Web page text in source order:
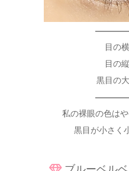
目の
目の
黒目の
私の裸眼の色は
黒目が小さく